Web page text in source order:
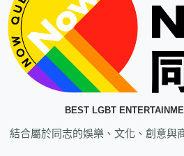
BEST LGBT
結合屬於同志的娛樂、文化、創意與